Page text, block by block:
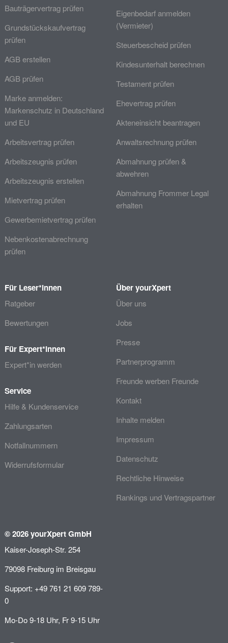
Bauträgervertrag prüfen
Grundstückskaufvertrag
prüfen
AGB erstellen
AGB prüfen
Marke anmelden:
Markenschutz in Deutschland
und EU
Arbeitsvertrag prüfen
Arbeitszeugnis prüfen
Arbeitszeugnis erstellen
Mietvertrag prüfen
Gewerbemietvertrag prüfen
Nebenkostenabrechnung
prüfen
Eigenbedarf anmelden
(Vermieter)
Steuerbescheid prüfen
Kindesunterhalt berechnen
Testament prüfen
Ehevertrag prüfen
Akteneinsicht beantragen
Anwaltsrechnung prüfen
Abmahnung prüfen &
abwehren
Abmahnung Frommer Legal
erhalten
Für Leser*innen
Ratgeber
Bewertungen
Für Expert*innen
Expert*in werden
Service
Hilfe & Kundenservice
Zahlungsarten
Notfallnummern
Widerrufsformular
Über yourXpert
Über uns
Jobs
Presse
Partnerprogramm
Freunde werben Freunde
Kontakt
Inhalte melden
Impressum
Datenschutz
Rechtliche Hinweise
Rankings und Vertragspartner
© 2026 yourXpert GmbH
Kaiser-Joseph-Str. 254
79098 Freiburg im Breisgau
Support: +49 761 21 609 789-
0
Mo-Do 9-18 Uhr, Fr 9-15 Uhr